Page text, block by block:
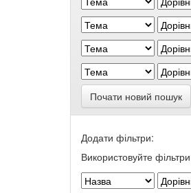
Почати новий пошук
Додати фільтри:
Використовуйте